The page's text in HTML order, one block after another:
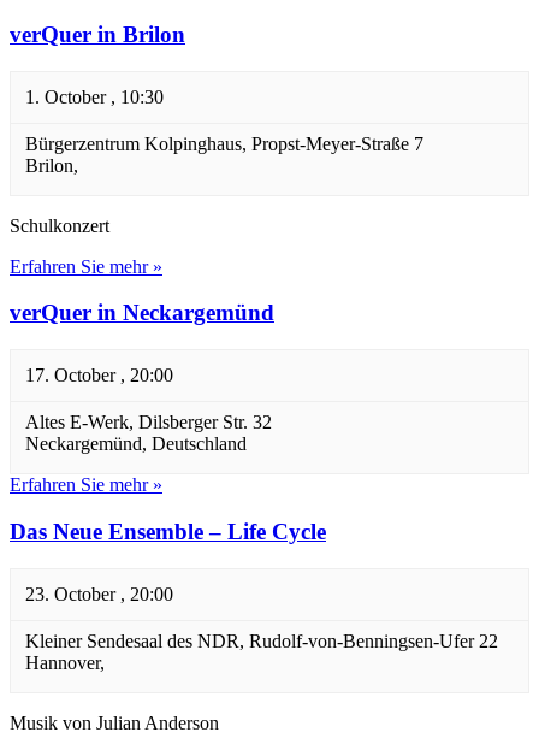
verQuer in Brilon
1. October , 10:30
Bürgerzentrum Kolpinghaus, Propst-Meyer-Straße 7
Brilon,
Schulkonzert
Erfahren Sie mehr »
verQuer in Neckargemünd
17. October , 20:00
Altes E-Werk, Dilsberger Str. 32
Neckargemünd, Deutschland
Erfahren Sie mehr »
Das Neue Ensemble – Life Cycle
23. October , 20:00
Kleiner Sendesaal des NDR, Rudolf-von-Benningsen-Ufer 22
Hannover,
Musik von Julian Anderson